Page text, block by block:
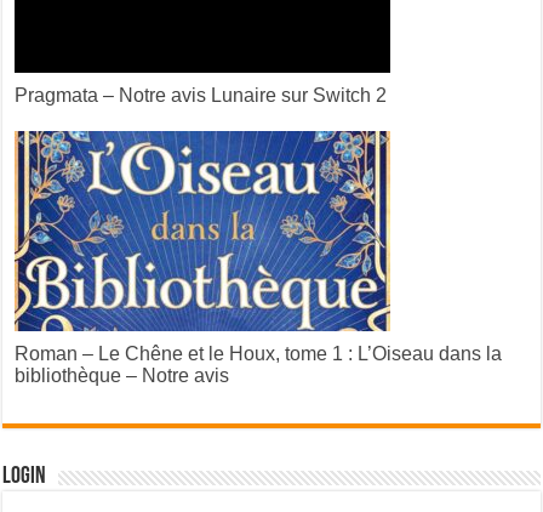
Pragmata – Notre avis Lunaire sur Switch 2
Roman – Le Chêne et le Houx, tome 1 : L’Oiseau dans la
bibliothèque – Notre avis
Login